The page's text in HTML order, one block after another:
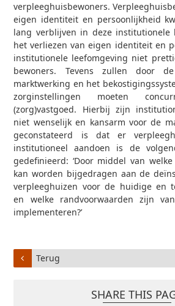
verpleeghuisbewoners.
eigen identiteit en persoonlijkheid
lang verblijven in deze institutionele
het verliezen van eigen identiteit en
institutionele leefomgeving niet
bewoners. Tevens zullen door
marktwerking en het
zorginstellingen moeten
(zorg)vastgoed. Hierbij zijn
niet wenselijk en kansarm voor de
geconstateerd is dat er
institutioneel aandoen is de
gedefinieerd: ‘Door middel van
kan worden bijgedragen aan de
verpleeghuizen voor de huidige en
en welke randvoorwaarden zijn
implementeren?’
Terug
SHARE THIS